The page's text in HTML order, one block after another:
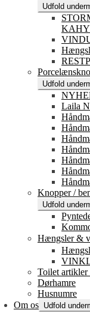
Udfold
Udfold
Laila
Knopper /
Udfold
Hængsler &
Toilet artikler
Dørhamre
Husnumre
Om os Udfold